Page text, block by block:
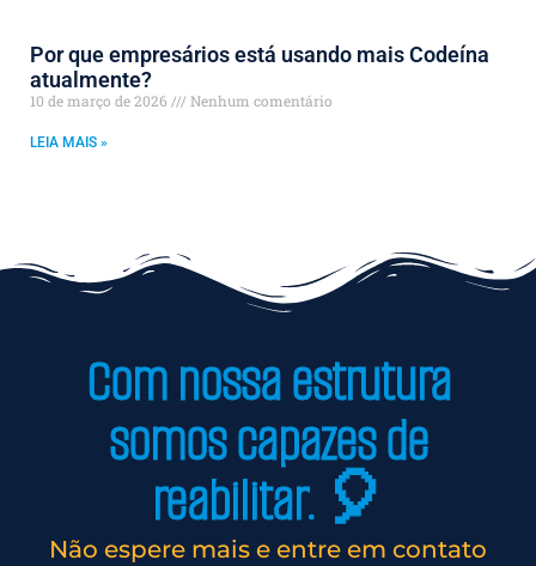
Por que empresários está usando mais Codeína
atualmente?
10 de março de 2026 Nenhum comentário
LEIA MAIS »
Com nossa estrutura
somos capazes de
reabilitar. 🎈
Não espere mais e entre em contato